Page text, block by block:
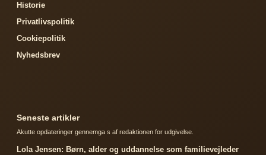
Historie
Privatlivspolitik
Cookiepolitik
Nyhedsbrev
Seneste artikler
Akutte opdateringer gennemga s af redaktionen for udgivelse.
Lola Jensen: Børn, alder og uddannelse som familievejleder